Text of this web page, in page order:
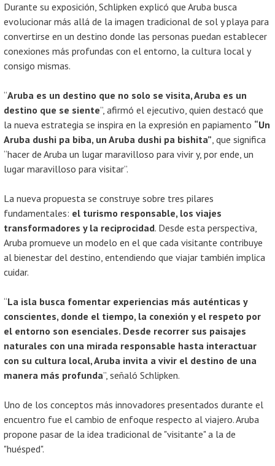
Durante su exposición, Schlipken explicó que Aruba busca
evolucionar más allá de la imagen tradicional de sol y playa para
convertirse en un destino donde las personas puedan establecer
conexiones más profundas con el entorno, la cultura local y
consigo mismas.
“Aruba es un destino que no solo se visita, Aruba es un
destino que se siente”, afirmó el ejecutivo, quien destacó que
la nueva estrategia se inspira en la expresión en papiamento “Un
Aruba dushi pa biba, un Aruba dushi pa bishita”, que significa
“hacer de Aruba un lugar maravilloso para vivir y, por ende, un
lugar maravilloso para visitar”.
La nueva propuesta se construye sobre tres pilares
fundamentales: el turismo responsable, los viajes
transformadores y la reciprocidad. Desde esta perspectiva,
Aruba promueve un modelo en el que cada visitante contribuye
al bienestar del destino, entendiendo que viajar también implica
cuidar.
“La isla busca fomentar experiencias más auténticas y
conscientes, donde el tiempo, la conexión y el respeto por
el entorno son esenciales. Desde recorrer sus paisajes
naturales con una mirada responsable hasta interactuar
con su cultura local, Aruba invita a vivir el destino de una
manera más profunda”, señaló Schlipken.
Uno de los conceptos más innovadores presentados durante el
encuentro fue el cambio de enfoque respecto al viajero. Aruba
propone pasar de la idea tradicional de "visitante" a la de
"huésped".